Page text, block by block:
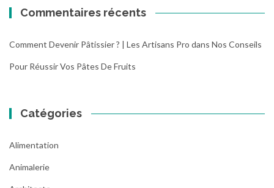
Commentaires récents
Comment Devenir Pâtissier ? | Les Artisans Pro dans Nos Conseils
Pour Réussir Vos Pâtes De Fruits
Catégories
Alimentation
Animalerie